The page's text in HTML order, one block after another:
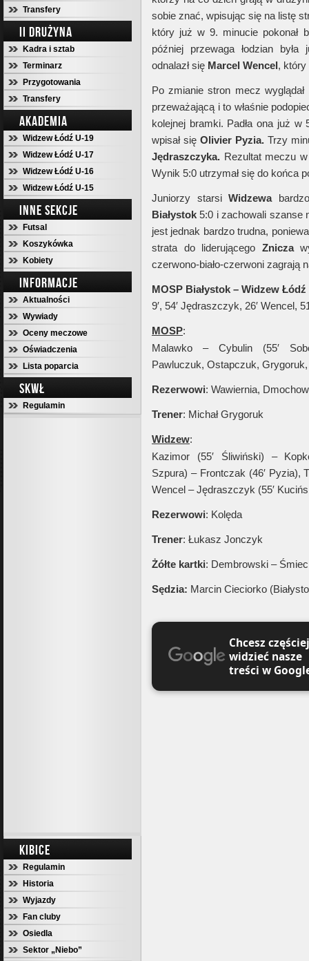
Transfery
II DRUŻYNA
Kadra i sztab
Terminarz
Przygotowania
Transfery
AKADEMIA
Widzew Łódź U-19
Widzew Łódź U-17
Widzew Łódź U-16
Widzew Łódź U-15
INNE SEKCJE
Futsal
Koszykówka
Kobiety
INFORMACJE
Aktualności
Wywiady
Oceny meczowe
Oświadczenia
Lista poparcia
SKWŁ
Regulamin
KIBICE
Regulamin
Historia
Wyjazdy
Fan cluby
Osiedla
Sektor „Niebo”
sobie znać, wpisując się na listę
który już w 9. minucie pokonał
później przewaga łodzian
odnalazł się Marcel Wencel, który
Po zmianie stron mecz
przeważającą i to właśnie
kolejnej bramki. Padła ona już w
wpisał sięOlivier Pyzia. Trzy
Jędraszczyka. Rezultat meczu
Wynik 5:0 utrzymał się do końca
Juniorzy starsiWidzewa
Białystok 5:0 i zachowali szanse
jest jednak bardzo trudna,
strata do liderującego Znicza
czerwono-biało-czerwoni zagrają
MOSP Białystok – Widzew Łódź
9′, 54′ Jędraszczyk, 26′ Wencel,
MOSP:
Malawko – Cybulin (55′
Pawluczuk, Ostapczuk,
Rezerwowi: Wawiernia,
Trener: Michał Grygoruk
Widzew:
Kazimor (55′ Śliwiński) –
Szpura) – Frontczak (46′ Pyzia),
Wencel – Jędraszczyk (55′
Rezerwowi: Kolęda
Trener: Łukasz Jonczyk
Żółte kartki: Dembrowski –
Sędzia: Marcin Cieciorko
Chcesz częściej
widzieć nasze
treści w